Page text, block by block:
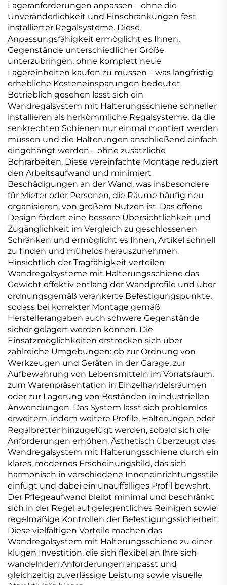
Lageranforderungen anpassen – ohne die
Unveränderlichkeit und Einschränkungen fest
installierter Regalsysteme. Diese
Anpassungsfähigkeit ermöglicht es Ihnen,
Gegenstände unterschiedlicher Größe
unterzubringen, ohne komplett neue
Lagereinheiten kaufen zu müssen – was langfristig
erhebliche Kosteneinsparungen bedeutet.
Betrieblich gesehen lässt sich ein
Wandregalsystem mit Halterungsschiene schneller
installieren als herkömmliche Regalsysteme, da die
senkrechten Schienen nur einmal montiert werden
müssen und die Halterungen anschließend einfach
eingehängt werden – ohne zusätzliche
Bohrarbeiten. Diese vereinfachte Montage reduziert
den Arbeitsaufwand und minimiert
Beschädigungen an der Wand, was insbesondere
für Mieter oder Personen, die Räume häufig neu
organisieren, von großem Nutzen ist. Das offene
Design fördert eine bessere Übersichtlichkeit und
Zugänglichkeit im Vergleich zu geschlossenen
Schränken und ermöglicht es Ihnen, Artikel schnell
zu finden und mühelos herauszunehmen.
Hinsichtlich der Tragfähigkeit verteilen
Wandregalsysteme mit Halterungsschiene das
Gewicht effektiv entlang der Wandprofile und über
ordnungsgemäß verankerte Befestigungspunkte,
sodass bei korrekter Montage gemäß
Herstellerangaben auch schwere Gegenstände
sicher gelagert werden können. Die
Einsatzmöglichkeiten erstrecken sich über
zahlreiche Umgebungen: ob zur Ordnung von
Werkzeugen und Geräten in der Garage, zur
Aufbewahrung von Lebensmitteln im Vorratsraum,
zum Warenpräsentation in Einzelhandelsräumen
oder zur Lagerung von Beständen in industriellen
Anwendungen. Das System lässt sich problemlos
erweitern, indem weitere Profile, Halterungen oder
Regalbretter hinzugefügt werden, sobald sich die
Anforderungen erhöhen. Ästhetisch überzeugt das
Wandregalsystem mit Halterungsschiene durch ein
klares, modernes Erscheinungsbild, das sich
harmonisch in verschiedene Inneneinrichtungsstile
einfügt und dabei ein unauffälliges Profil bewahrt.
Der Pflegeaufwand bleibt minimal und beschränkt
sich in der Regel auf gelegentliches Reinigen sowie
regelmäßige Kontrollen der Befestigungssicherheit.
Diese vielfältigen Vorteile machen das
Wandregalsystem mit Halterungsschiene zu einer
klugen Investition, die sich flexibel an Ihre sich
wandelnden Anforderungen anpasst und
gleichzeitig zuverlässige Leistung sowie visuelle